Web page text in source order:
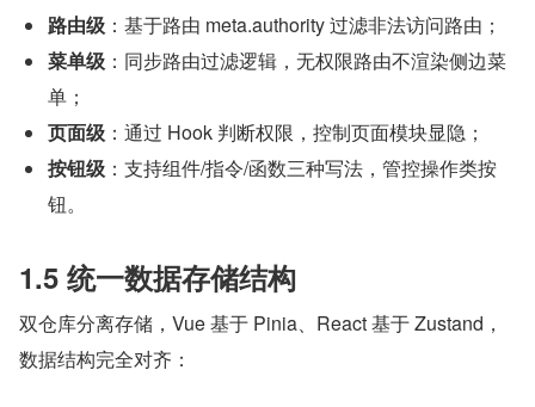
路由级 ：基于路由 meta.authority 过滤非法访问路由；
菜单级 ：同步路由过滤逻辑，无权限路由不渲染侧边菜
单；
页面级 ：通过 Hook 判断权限，控制页面模块显隐；
按钮级 ：支持组件/指令/函数三种写法，管控操作类按
钮。
1.5 统一数据存储结构
双仓库分离存储，Vue 基于 Pinia、React 基于 Zustand，
数据结构完全对齐：